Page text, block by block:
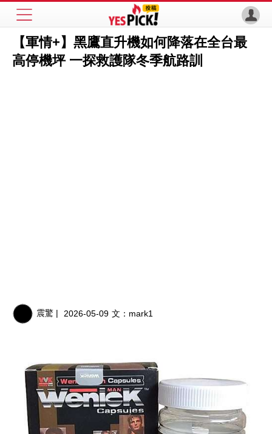
【軍情+】黑鷹直升機如何降落在全台最
高停機坪 一探救護隊冬季航路訓
震驚 | 2026-05-09 文： mark1